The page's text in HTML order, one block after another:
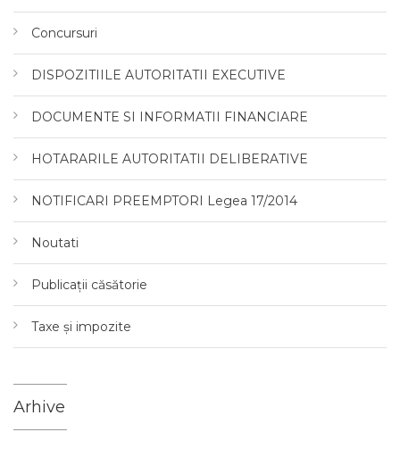
Concursuri
DISPOZITIILE AUTORITATII EXECUTIVE
DOCUMENTE SI INFORMATII FINANCIARE
HOTARARILE AUTORITATII DELIBERATIVE
NOTIFICARI PREEMPTORI Legea 17/2014
Noutati
Publicații căsătorie
Taxe și impozite
Arhive